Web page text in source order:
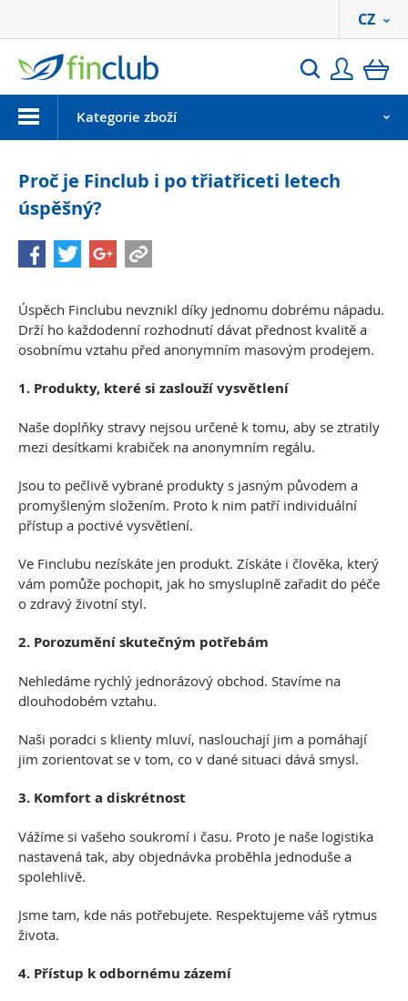
Hledat
CZ
MenuKategorie zboží
Proč je Finclub i po třiatřiceti letech
úspěšný?
Úspěch Finclubu nevznikl díky jednomu dobrému nápadu.
Drží ho každodenní rozhodnutí dávat přednost kvalitě a
osobnímu vztahu před anonymním masovým prodejem.
1. Produkty, které si zaslouží vysvětlení
Naše doplňky stravy nejsou určené k tomu, aby se ztratily
mezi desítkami krabiček na anonymním regálu.
Jsou to pečlivě vybrané produkty s jasným původem a
promyšleným složením. Proto k nim patří individuální
přístup a poctivé vysvětlení.
Ve Finclubu nezískáte jen produkt. Získáte i člověka, který
vám pomůže pochopit, jak ho smysluplně zařadit do péče
o zdravý životní styl.
2. Porozumění skutečným potřebám
Nehledáme rychlý jednorázový obchod. Stavíme na
dlouhodobém vztahu.
Naši poradci s klienty mluví, naslouchají jim a pomáhají
jim zorientovat se v tom, co v dané situaci dává smysl.
3. Komfort a diskrétnost
Vážíme si vašeho soukromí i času. Proto je naše logistika
nastavená tak, aby objednávka proběhla jednoduše a
spolehlivě.
Jsme tam, kde nás potřebujete. Respektujeme váš rytmus
života.
4. Přístup k odbornému zázemí